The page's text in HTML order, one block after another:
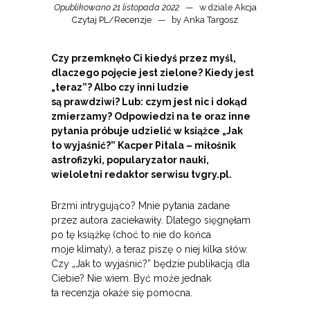
Opublikowano 21 listopada 2022 w dziale Akcja
Czytaj PL/Recenzje by Anka Targosz
Czy przemknęło Ci kiedyś przez myśl,
dlaczego pojęcie jest zielone? Kiedy jest
„teraz”? Albo czy inni ludzie
są prawdziwi? Lub: czym jest nic i dokąd
zmierzamy? Odpowiedzi na te oraz inne
pytania próbuje udzielić w książce „Jak
to wyjaśnić?” Kacper Pitala – miłośnik
astrofizyki, popularyzator nauki,
wieloletni redaktor serwisu tvgry.pl.
Brzmi intrygująco? Mnie pytania zadane
przez autora zaciekawiły. Dlatego sięgnęłam
po tę książkę (choć to nie do końca
moje klimaty), a teraz piszę o niej kilka słów.
Czy „Jak to wyjaśnić?” będzie publikacją dla
Ciebie? Nie wiem. Być może jednak
ta recenzja okaże się pomocna.